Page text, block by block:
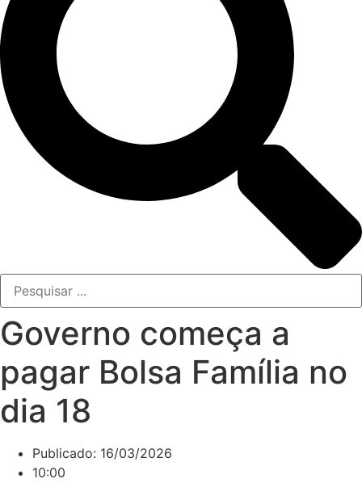
Governo começa a
pagar Bolsa Família no
dia 18
Publicado: 16/03/2026
10:00